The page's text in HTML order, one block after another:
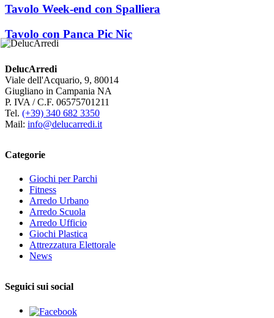
Tavolo Week-end con Spalliera
Tavolo con Panca Pic Nic
DelucArredi
Viale dell'Acquario, 9, 80014
Giugliano in Campania NA
P. IVA / C.F. 06575701211
Tel. (+39) 340 682 3350
Mail: info@delucarredi.it
Categorie
Giochi per Parchi
Fitness
Arredo Urbano
Arredo Scuola
Arredo Ufficio
Giochi Plastica
Attrezzatura Elettorale
News
Seguici sui social